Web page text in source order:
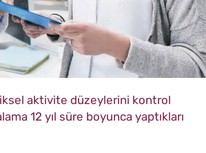
aktivite düzeylerini kontrol
12 yıl süre boyunca yaptıkları